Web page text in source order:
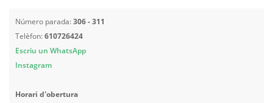
Número parada:306 - 311
Telèfon:610726424
Escriu un WhatsApp
Instagram
Horari d'obertura